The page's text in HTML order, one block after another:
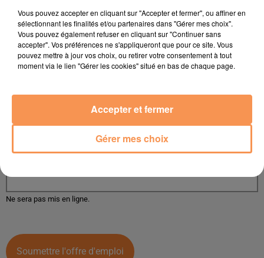
Email de réception des candidatures*
Ne sera pas mis en ligne.
Ne sera pas mis en ligne.
Soumettre l'offre d'emploi
Vous pouvez accepter en cliquant sur "Accepter et fermer", ou affiner en
sélectionnant les finalités et/ou partenaires dans "Gérer mes choix".
Vous pouvez également refuser en cliquant sur "Continuer sans
accepter". Vos préférences ne s'appliqueront que pour ce site. Vous
pouvez mettre à jour vos choix, ou retirer votre consentement à tout
moment via le lien "Gérer les cookies" situé en bas de chaque page.
Gérer mes choix
Accepter et fermer